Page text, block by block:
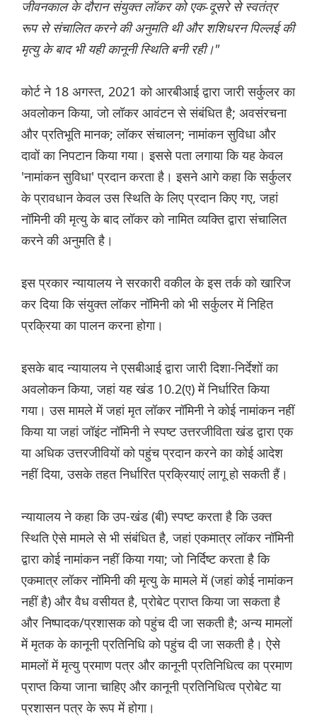
जीवनकाल के दौरान संयुक्त लॉकर को एक-दूसरे से स्वतंत्र
रूप से संचालित करने की अनुमति थी और शशिधरन पिल्लई की
मृत्यु के बाद भी यही कानूनी स्थिति बनी रही।"
कोर्ट ने 18 अगस्त, 2021 को आरबीआई द्वारा जारी सर्कुलर का
अवलोकन किया, जो लॉकर आवंटन से संबंधित है; अवसंरचना
और प्रतिभूति मानक; लॉकर संचालन; नामांकन सुविधा और
दावों का निपटान किया गया। इससे पता लगाया कि यह केवल
'नामांकन सुविधा' प्रदान करता है। इसने आगे कहा कि सर्कुलर
के प्रावधान केवल उस स्थिति के लिए प्रदान किए गए, जहां
नॉमिनी की मृत्यु के बाद लॉकर को नामित व्यक्ति द्वारा संचालित
करने की अनुमति है।
इस प्रकार न्यायालय ने सरकारी वकील के इस तर्क को खारिज
कर दिया कि संयुक्त लॉकर नॉमिनी को भी सर्कुलर में निहित
प्रक्रिया का पालन करना होगा।
इसके बाद न्यायालय ने एसबीआई द्वारा जारी दिशा-निर्देशों का
अवलोकन किया, जहां यह खंड 10.2(ए) में निर्धारित किया
गया। उस मामले में जहां मृत लॉकर नॉमिनी ने कोई नामांकन नहीं
किया या जहां जॉइंट नॉमिनी ने स्पष्ट उत्तरजीविता खंड द्वारा एक
या अधिक उत्तरजीवियों को पहुंच प्रदान करने का कोई आदेश
नहीं दिया, उसके तहत निर्धारित प्रक्रियाएं लागू हो सकती हैं।
न्यायालय ने कहा कि उप-खंड (बी) स्पष्ट करता है कि उक्त
स्थिति ऐसे मामले से भी संबंधित है, जहां एकमात्र लॉकर नॉमिनी
द्वारा कोई नामांकन नहीं किया गया; जो निर्दिष्ट करता है कि
एकमात्र लॉकर नॉमिनी की मृत्यु के मामले में (जहां कोई नामांकन
नहीं है) और वैध वसीयत है, प्रोबेट प्राप्त किया जा सकता है
और निष्पादक/प्रशासक को पहुंच दी जा सकती है; अन्य मामलों
में मृतक के कानूनी प्रतिनिधि को पहुंच दी जा सकती है। ऐसे
मामलों में मृत्यु प्रमाण पत्र और कानूनी प्रतिनिधित्व का प्रमाण
प्राप्त किया जाना चाहिए और कानूनी प्रतिनिधित्व प्रोबेट या
प्रशासन पत्र के रूप में होगा।